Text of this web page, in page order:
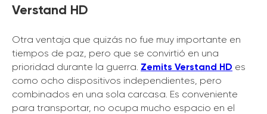
Verstand HD
Otra ventaja que quizás no fue muy importante en
tiempos de paz, pero que se convirtió en una
prioridad durante la guerra. Zemits Verstand HD es
como ocho dispositivos independientes, pero
combinados en una sola carcasa. Es conveniente
para transportar, no ocupa mucho espacio en el